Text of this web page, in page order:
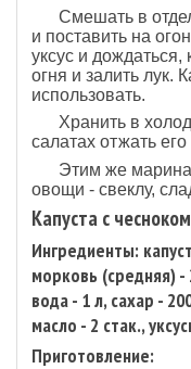
Смешать в
и поставить на
уксус и дождаться,
огня и залить лук.
использовать.
Хранить в
салатах отжать
Этим же
овощи - свеклу,
Капуста с чесноком
Ингредиенты:
морковь (средняя) -
вода - 1 л, сахар -
масло - 2 стак.,
Приготовление: